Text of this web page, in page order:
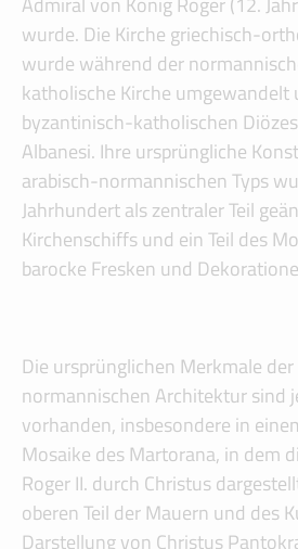
wurde. Die Kirche griechisch-
wurde während der
katholische Kirche umgewandelt
byzantinisch-katholischen
Albanesi. Ihre ursprüngliche
arabisch-normannischen Typs
Jahrhundert als zentraler Teil
Kirchenschiffs und ein Teil des
barocke Fresken und
Die ursprünglichen Merkmale
normannischen Architektur sind
vorhanden, insbesondere in
Mosaike des Martorana, in dem
Roger II. durch Christus
oberen Teil der Mauern und des
Darstellung von Christus